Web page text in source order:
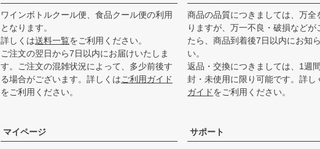
ワインボトルクール便、食品クール便の利用
となります。
詳しくは送料一覧をご利用ください。
ご注文の翌日から7日以内にお届けいたしま
す。ご注文の混雑状況によって、多少前後す
る場合がございます。詳しくはご利用ガイド
をご利用ください。
商品の品質につきましては、万全
りますが、万一不良・破損などが
たら、商品到着後7日以内にお知
い。
返品・交換につきましては、1週
封・未使用に限り可能です。詳し
ガイドをご利用ください。
マイページ サポート